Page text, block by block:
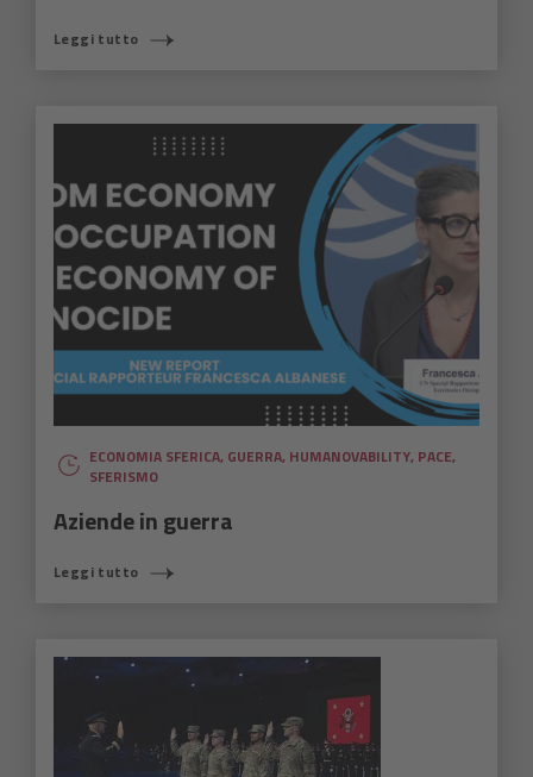
Leggi tutto
ECONOMIA SFERICA, GUERRA, HUMANOVABILITY, PACE,
SFERISMO
Aziende in guerra
Leggi tutto